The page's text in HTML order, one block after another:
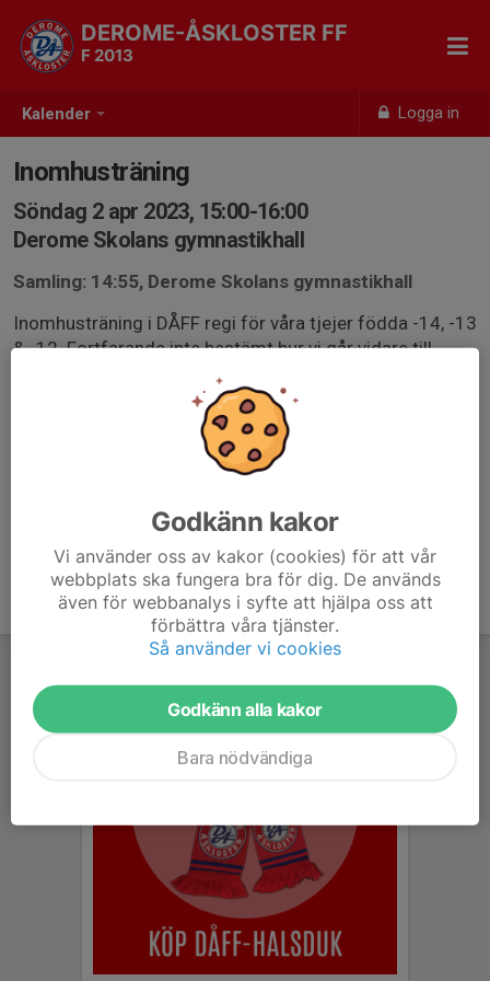
Kalender Logga in
DEROME-ÅSKLOSTER FF
F 2013
Inomhusträning
Söndag 2 apr 2023, 15:00-16:00
Derome Skolans gymnastikhall
Samling: 14:55, Derome Skolans gymnastikhall
Inomhusträning i DÅFF regi för våra tjejer födda -14, -13
& -12. Fortfarande inte bestämt hur vi går vidare till
utesäsongen men kul att hålla igång fram tills dess iaf
Godkänn kakor
Vi använder oss av kakor (cookies) för att vår
webbplats ska fungera bra för dig. De används
även för webbanalys i syfte att hjälpa oss att
förbättra våra tjänster.
Så använder vi cookies
Godkänn alla kakor
Bara nödvändiga